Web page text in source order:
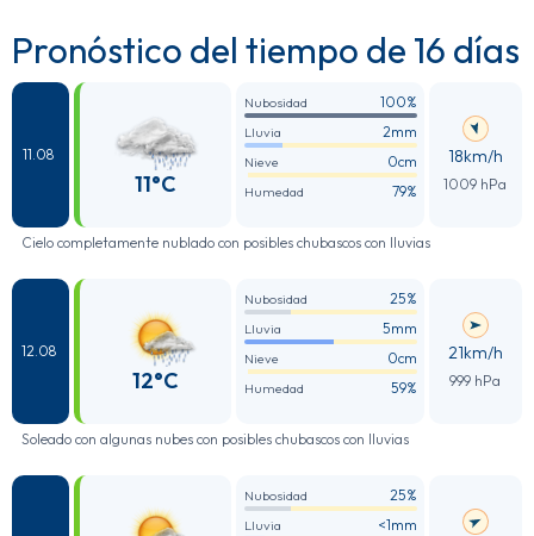
Pronóstico del tiempo de 16 días
11.08
11°C
Nubosidad 100%
Lluvia 2mm
Nieve 0cm
Humedad 79%
18km/h
1009 hPa
Cielo completamente nublado con posibles chubascos con lluvias
12.08
12°C
Nubosidad 25%
Lluvia 5mm
Nieve 0cm
Humedad 59%
21km/h
999 hPa
Soleado con algunas nubes con posibles chubascos con lluvias
Nubosidad 25%
Lluvia <1mm